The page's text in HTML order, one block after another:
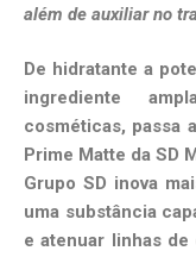
além de auxiliar no
De hidratante a
ingrediente
cosméticas, passa
Prime Matte da SD
Grupo SD inova
uma substância
e atenuar linhas